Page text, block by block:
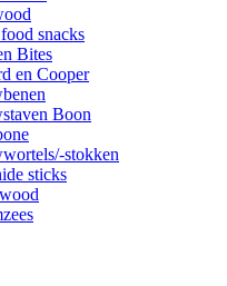
snacks
Bites
en Cooper
Boon
stokken
sticks